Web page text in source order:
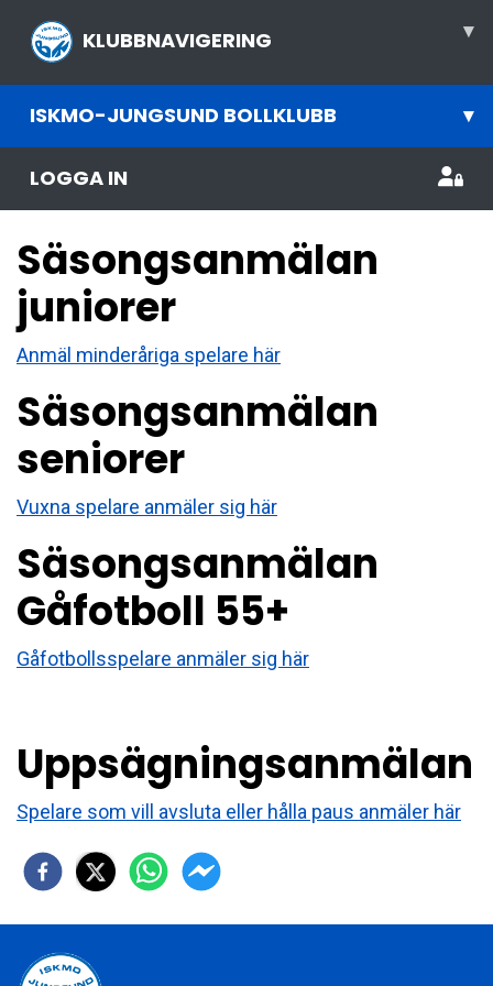
KLUBBNAVIGERING ▾
ISKMO-JUNGSUND BOLLKLUBB ▾
LOGGA IN
Säsongsanmälan
juniorer
Anmäl minderåriga spelare här
Säsongsanmälan
seniorer
Vuxna spelare anmäler sig här
Säsongsanmälan
Gåfotboll 55+
Gåfotbollsspelare anmäler sig här
Uppsägningsanmälan
Spelare som vill avsluta eller hålla paus anmäler här